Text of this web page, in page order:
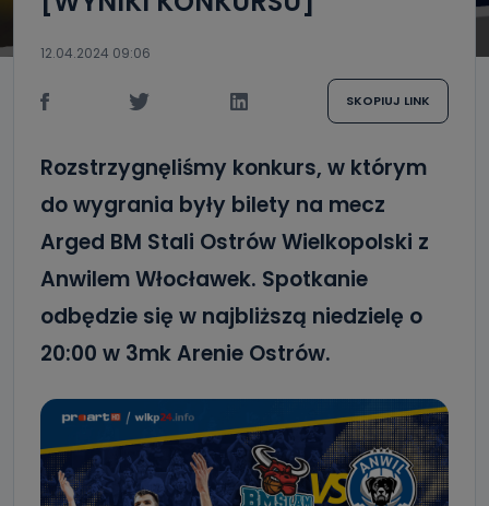
12.04.2024 09:06
SKOPIUJ LINK
Rozstrzygnęliśmy konkurs, w którym
do wygrania były bilety na mecz
Arged BM Stali Ostrów Wielkopolski z
Anwilem Włocławek. Spotkanie
odbędzie się w najbliższą niedzielę o
20:00 w 3mk Arenie Ostrów.